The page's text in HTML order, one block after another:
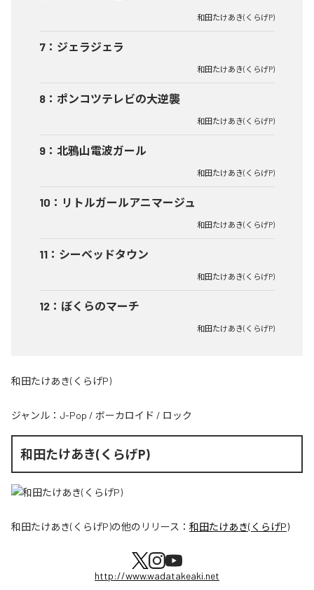
和田たけあき(くらげP)
7 ： ジェラジェラ
和田たけあき(くらげP)
8 ： ポンコツテレビの大逆襲
和田たけあき(くらげP)
9 ： 北鴉山電波ガール
和田たけあき(くらげP)
10 ： リトルガールアニマージュ
和田たけあき(くらげP)
11 ： シーベッドタウン
和田たけあき(くらげP)
12 ： ぼくらのマーチ
和田たけあき(くらげP)
和田たけあき(くらげP)
ジャンル： J-Pop / ボーカロイド / ロック
和田たけあき(くらげP)
和田たけあき(くらげP)の他のリリース： 和田たけあき(くらげP)
http://www.wadatakeaki.net